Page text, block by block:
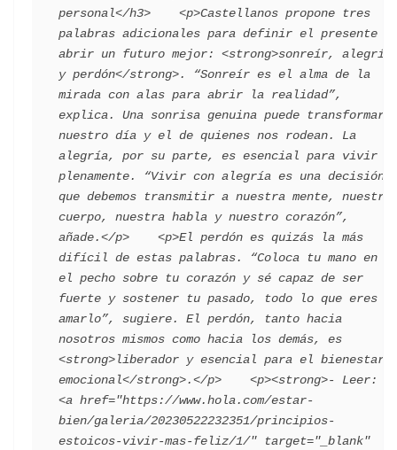
personal</h3>    <p>Castellanos propone tres
palabras adicionales para definir el presente y
abrir un futuro mejor: <strong>sonreír, alegría
y perdón</strong>. “Sonreír es el alma de la
mirada con alas para abrir la realidad”,
explica. Una sonrisa genuina puede transformar
nuestro día y el de quienes nos rodean. La
alegría, por su parte, es esencial para vivir
plenamente. “Vivir con alegría es una decisión
que debemos transmitir a nuestra mente, nuestro
cuerpo, nuestra habla y nuestro corazón”,
añade.</p>    <p>El perdón es quizás la más
difícil de estas palabras. “Coloca tu mano en
el pecho sobre tu corazón y sé capaz de ser
fuerte y sostener tu pasado, todo lo que eres y
amarlo”, sugiere. El perdón, tanto hacia
nosotros mismos como hacia los demás, es
<strong>liberador y esencial para el bienestar
emocional</strong>.</p>    <p><strong>- Leer:
<a href="https://www.hola.com/estar-
bien/galeria/20230522232351/principios-
estoicos-vivir-mas-feliz/1/" target="_blank"